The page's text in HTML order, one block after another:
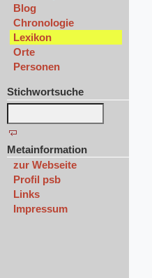
Blog
Chronologie
Lexikon
Orte
Personen
Stichwortsuche
Metainformation
zur Webseite
Profil psb
Links
Impressum